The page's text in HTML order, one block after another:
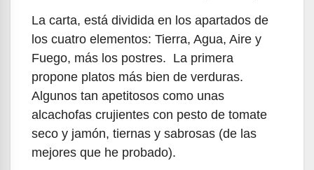
La carta, está dividida en los apartados de
los cuatro elementos: Tierra, Agua, Aire y
Fuego, más los postres. La primera
propone platos más bien de verduras.
Algunos tan apetitosos como unas
alcachofas crujientes con pesto de tomate
seco y jamón, tiernas y sabrosas (de las
mejores que he probado).